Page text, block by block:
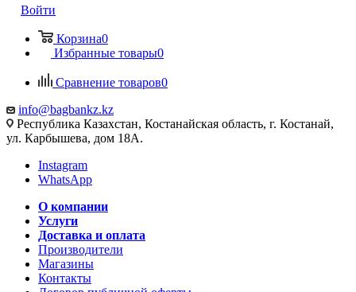
Войти
Корзина0
Избранные товары0
Сравнение товаров0
info@bagbankz.kz
Республика Казахстан, Костанайская область, г. Костанай,
ул. Карбышева, дом 18А.
Instagram
WhatsApp
О компании
Услуги
Доставка и оплата
Производители
Магазины
Контакты